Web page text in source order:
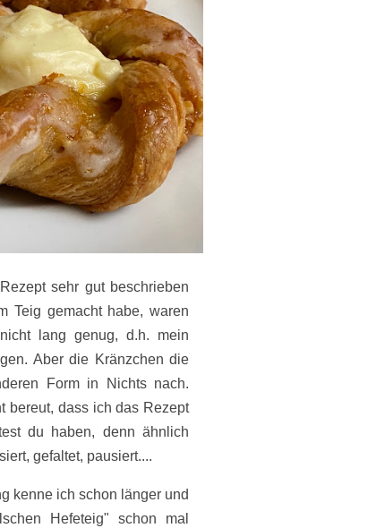
sehr gut beschrieben
Teig gemacht habe, waren
lang genug, d.h. mein
Aber die Kränzchen die
Form in Nichts nach.
bereut, dass ich das Rezept
du haben, denn ähnlich
gefaltet, pausiert....
kenne ich schon länger und
Hefeteig" schon mal